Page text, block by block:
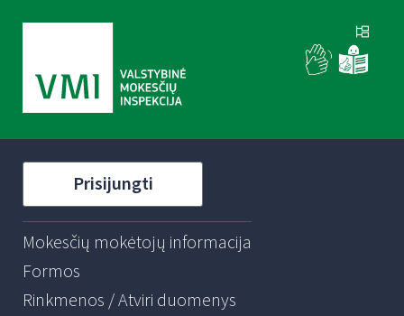
Prisijungti
Mokesčių mokėtojų informacija
Formos
Rinkmenos / Atviri duomenys